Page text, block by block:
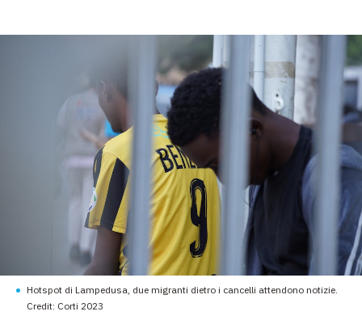
Hotspot di Lampedusa, due migranti dietro i cancelli attendono notizie.
Credit: Corti 2023